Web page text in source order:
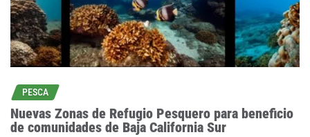
PESCA
Nuevas Zonas de Refugio Pesquero para beneficio
de comunidades de Baja California Sur